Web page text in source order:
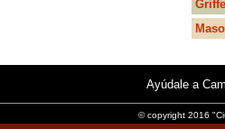
Ayúdale a
© copyright 2016